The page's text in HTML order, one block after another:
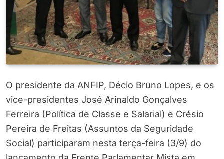
O presidente da ANFIP, Décio Bruno Lopes, e os
vice-presidentes José Arinaldo Gonçalves
Ferreira (Política de Classe e Salarial) e Crésio
Pereira de Freitas (Assuntos da Seguridade
Social) participaram nesta terça-feira (3/9) do